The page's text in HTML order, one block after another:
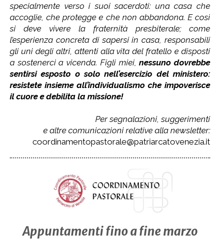
specialmente verso i suoi sacerdoti: una casa che
accoglie, che protegge e che non abbandona. E così
si deve vivere la fraternità presbiterale; come
l’esperienza concreta di sapersi in casa, responsabili
gli uni degli altri, attenti alla vita del fratello e disposti
a sostenerci a vicenda. Figli miei,nessuno dovrebbe
sentirsi esposto o solo nell’esercizio del ministero:
resistete insieme all’individualismo che impoverisce
il cuore e debilita la missione!
Per segnalazioni, suggerimenti
e altre comunicazioni relative alla newsletter:
coordinamentopastorale@patriarcatovenezia.it
Appuntamenti fino a fine marzo